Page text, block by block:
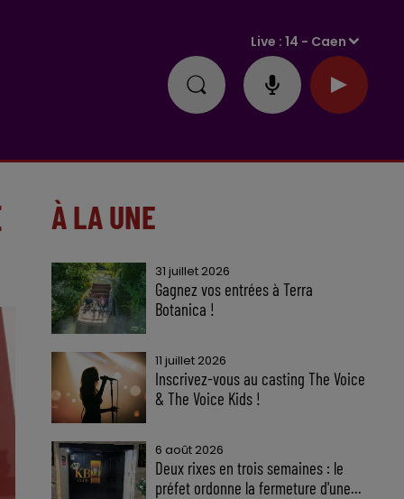
Live :14 - Caen
À LA UNE
31 juillet 2026
Gagnez vos entrées à Terra
Botanica !
11 juillet 2026
Inscrivez-vous au casting The Voice
& The Voice Kids !
6 août 2026
Deux rixes en trois semaines : le
préfet ordonne la fermeture d'une...